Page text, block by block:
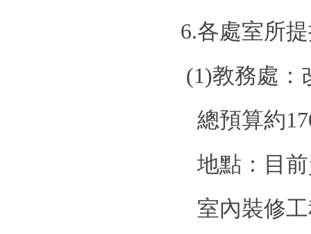
6.各處室所
(1)教務處：
總預算約
地點：目
室內裝修